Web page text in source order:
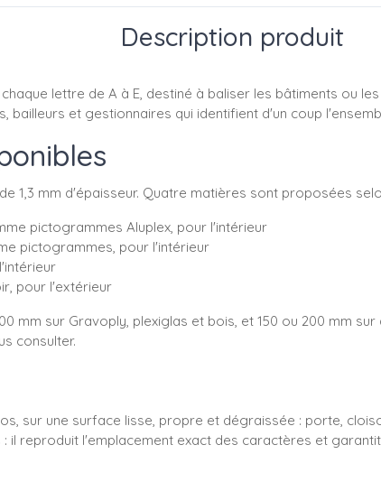
Description produit
lettre de A à E, destiné à baliser les bâtiments ou
bailleurs et gestionnaires qui identifient d'un coup
1,3 mm d'épaisseur. Quatre matières sont proposées
pictogrammes Aluplex, pour l'intérieur
pictogrammes, pour l'intérieur
pour l'extérieur
mm sur Gravoply, plexiglas et bois, et 150 ou 200 mm
consulter.
sur une surface lisse, propre et dégraissée : porte,
reproduit l'emplacement exact des caractères et